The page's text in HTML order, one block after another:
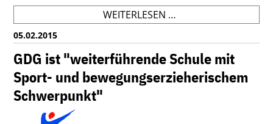
WEITERLESEN …DIE
5.
KLASSEN
PRÄSENTIEREN
IHRE
THEATERSTÜCKE
05.02.2015
GDG ist "weiterführende Schule mit
Sport- und bewegungserzieherischem
Schwerpunkt"